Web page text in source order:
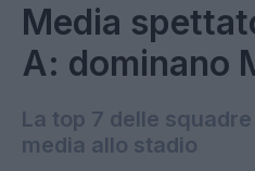
Media
A: dominano
La top 7 delle
media allo stadio